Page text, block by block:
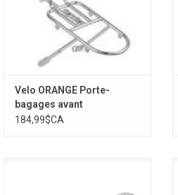
Velo ORANGE Porte-
bagages avant
Randonneur avec décaleur
184,99$CA